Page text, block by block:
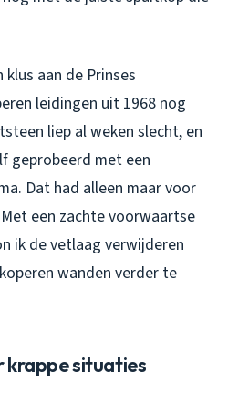
aan de Prinses
leidingen uit 1968 nog
liep al weken slecht, en
geprobeerd met een
Dat had alleen maar voor
een zachte voorwaartse
ik de vetlaag verwijderen
wanden verder te
krappe situaties